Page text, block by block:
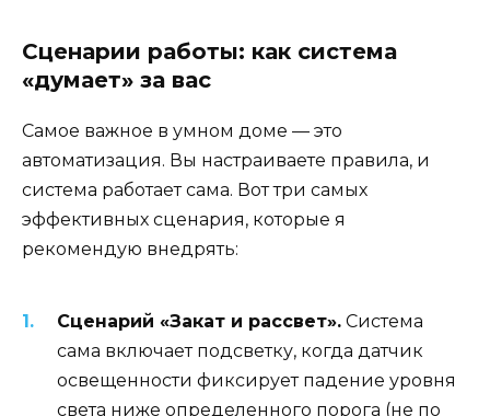
Сценарии работы: как система
«думает» за вас
Самое важное в умном доме — это
автоматизация. Вы настраиваете правила, и
система работает сама. Вот три самых
эффективных сценария, которые я
рекомендую внедрять:
Сценарий «Закат и рассвет». Система
сама включает подсветку, когда датчик
освещенности фиксирует падение уровня
света ниже определенного порога (не по